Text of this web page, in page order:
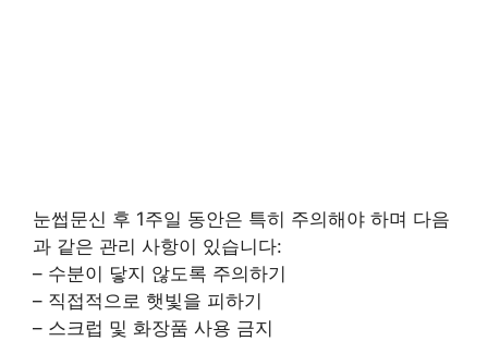
눈썹문신 후 1주일 동안은 특히 주의해야 하며 다음
과 같은 관리 사항이 있습니다:
– 수분이 닿지 않도록 주의하기
– 직접적으로 햇빛을 피하기
– 스크럽 및 화장품 사용 금지